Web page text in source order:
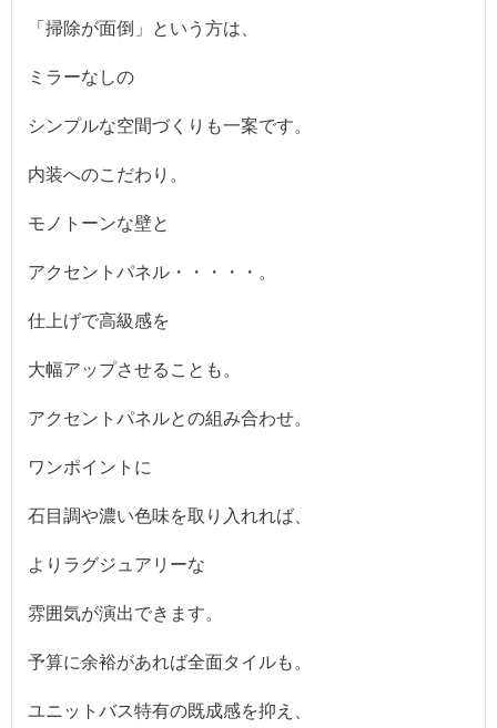
「掃除が面倒」という方は、
ミラーなしの
シンプルな空間づくりも一案です。
内装へのこだわり。
モノトーンな壁と
アクセントパネル・・・・・。
仕上げで高級感を
大幅アップさせることも。
アクセントパネルとの組み合わせ。
ワンポイントに
石目調や濃い色味を取り入れれば、
よりラグジュアリーな
雰囲気が演出できます。
予算に余裕があれば全面タイルも。
ユニットバス特有の既成感を抑え、